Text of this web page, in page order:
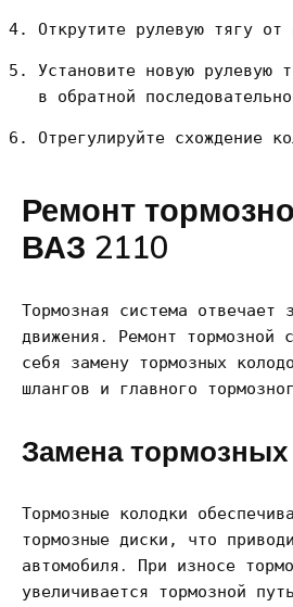
Открутите рулевую тягу от
Установите новую рулевую
в обратной
Отрегулируйте схождение
Ремонт
ВАЗ 2110
Тормозная система отвечает
движения․ Ремонт тормозной
себя замену тормозных
шлангов и главного
Замена
Тормозные колодки
тормозные диски, что
автомобиля․ При износе
увеличивается тормозной